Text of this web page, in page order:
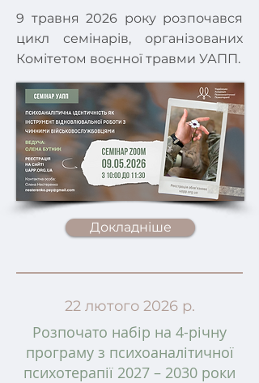
9 травня 2026 року розпочався
цикл семінарів, організованих
Комітетом воєнної травми УАПП.
Докладніше
22 лютого 2026 р.
Розпочато набір на 4-річну
програму з психоаналітичної
психотерапії 2027 – 2030 роки